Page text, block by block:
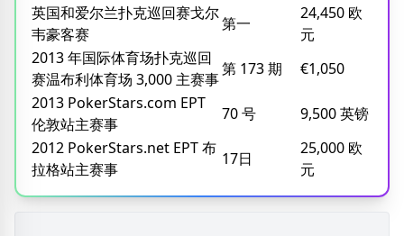
英国和爱尔兰扑克巡回赛戈尔
韦豪客赛
第一
24,450 欧
元
2013 年国际体育场扑克巡回
赛温布利体育场 3,000 主赛事
第 173 期
€1,050
2013 PokerStars.com EPT
伦敦站主赛事
70 号
9,500 英镑
2012 PokerStars.net EPT 布
拉格站主赛事
17日
25,000 欧
元